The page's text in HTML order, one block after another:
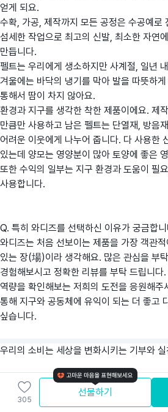
얻게 되요.
수확, 가공, 제작까지 모든 공정은 수공예로
섬세한 작업으로 최고의 신발, 최소한 자연
만듭니다.
펠트는 우리에게 생소하지만 사계절, 일년
겨울에는 바닥의 냉기를 막아 발을 따뜻하
통해서 땀이 차지 않아요.
환경과 지구를 생각한 착한 제품이에요. 제
만큼만 사용하고 남은 펠트는 단열재, 방음
어려운 이웃에게 나누어 줍니다. 다 사용한
있는데 양모는 영양분이 많아 토양에 좋은
또한 수익의 일부는 지구 환경과 도움이 필
사용합니다.
Q. 특히 와디즈를 선택하신 이유가 궁금합
와디즈는 처음 선보이는 제품을 가장 객관
있는 장(場)이라 생각해요. 많은 관심을 부
경험해보시고 정확한 리뷰를 부탁 드립니다
역량을 확인해보는 저희의 도전을 응원해주
통해 지구와 공동체에 유익이 되는 더 좋고
싶습니다.
우리의 소비는 세상을 변화시키는 기부와
305
선물하기